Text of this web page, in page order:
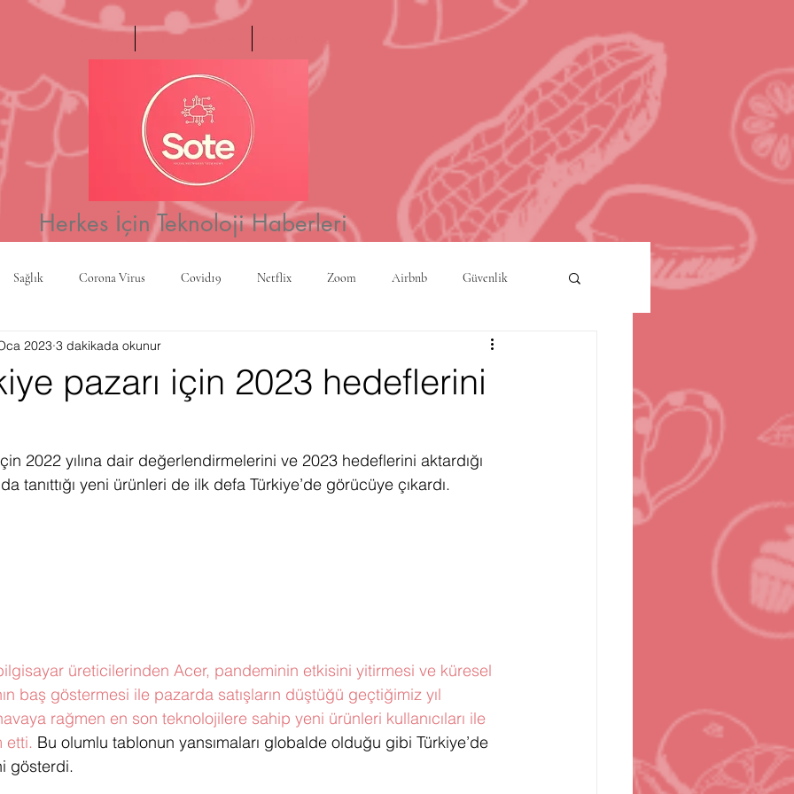
Haftanın Videosu
Herkes İçin Teknoloji Haberleri
Sağlık Corona Virus Covid19 Netflix Zoom Airbnb Güvenlik
Yapay Zeka Kripto Para Akıllı Şehirler
Pazar Araştırması
pazarı için 2023 hedeflerini
2023 3 dakikada okunur
2022 yılına dair değerlendirmelerini ve 2023 hedeflerini aktardığı
tanıttığı yeni ürünleri de ilk defa Türkiye’de görücüye çıkardı.
üreticilerinden Acer, pandeminin etkisini yitirmesi ve küresel
baş göstermesi ile pazarda satışların düştüğü geçtiğimiz yıl
rağmen en son teknolojilere sahip yeni ürünleri kullanıcıları ile
etti. Bu olumlu tablonun yansımaları globalde olduğu gibi Türkiye’de
gösterdi.